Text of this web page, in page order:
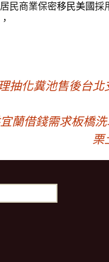
民商業保密移民美國採
抽化糞池售後台北
蘭借錢需求板橋
栗